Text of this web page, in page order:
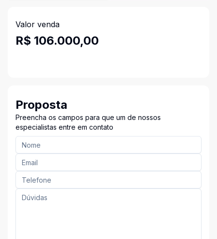
Valor venda
R$ 106.000,00
Proposta
Preencha os campos para que um de nossos
especialistas entre em contato